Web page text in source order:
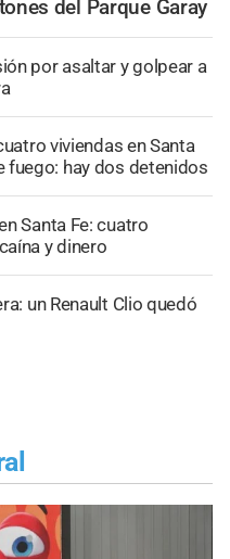
del Parque Garay
por asaltar y golpear a
viviendas en Santa
fuego: hay dos detenidos
Santa Fe: cuatro
y dinero
un Renault Clio quedó